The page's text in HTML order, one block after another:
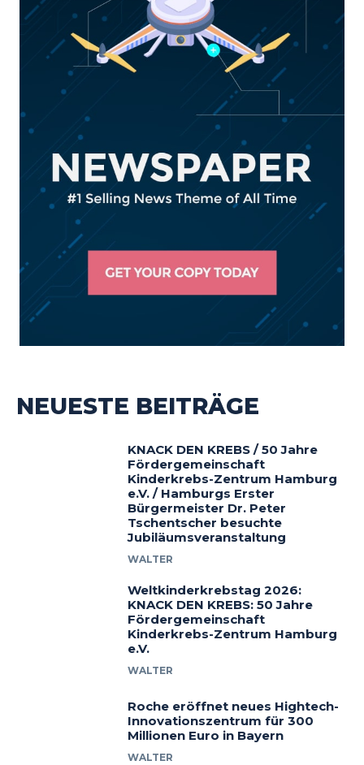
NEUESTE BEITRÄGE
KNACK DEN KREBS / 50 Jahre
Fördergemeinschaft
Kinderkrebs-Zentrum Hamburg
e.V. / Hamburgs Erster
Bürgermeister Dr. Peter
Tschentscher besuchte
Jubiläumsveranstaltung
WALTER
Weltkinderkrebstag 2026:
KNACK DEN KREBS: 50 Jahre
Fördergemeinschaft
Kinderkrebs-Zentrum Hamburg
e.V.
WALTER
Roche eröffnet neues Hightech-
Innovationszentrum für 300
Millionen Euro in Bayern
WALTER